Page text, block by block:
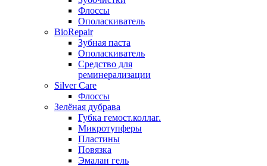
Флоссы
Ополаскиватель
BioRepair
Зубная паста
Ополаскиватель
Средство для
реминерализации
Silver Care
Флоссы
Зелёная дубрава
Губка гемост.коллаг.
Микротупферы
Пластины
Повязка
Эмалан гель